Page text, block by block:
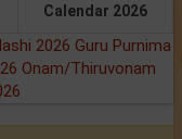
Calendar 2026
2026 Guru Purnima
Onam/Thiruvonam